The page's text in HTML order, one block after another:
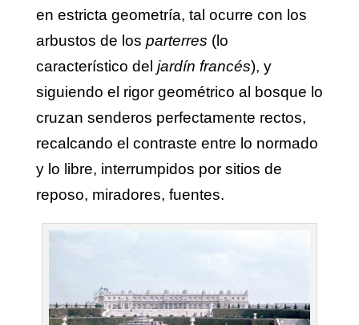
en estricta geometría, tal ocurre con los
arbustos de los parterres (lo
característico del jardín francés), y
siguiendo el rigor geométrico al bosque lo
cruzan senderos perfectamente rectos,
recalcando el contraste entre lo normado
y lo libre, interrumpidos por sitios de
reposo, miradores, fuentes.